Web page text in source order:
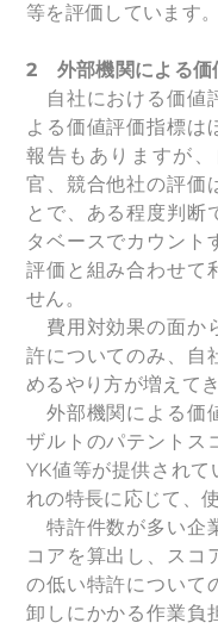
等を評価しています。
2 外部機関による価
自社における価値
よる価値評価指標は
報告もありますが
官、競合他社の評価
とで、ある程度判断
タベースでカウント
評価と組み合わせて
せん。
費用対効果の面か
許についてのみ、自
めるやり方が増えて
外部機関による価
ザルトのパテントス
YK値等が提供され
れの特長に応じて、
特許件数が多い企
コアを算出し、スコ
の低い特許について
卸しにかかる作業負